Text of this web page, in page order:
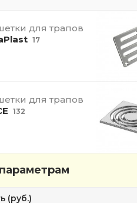
для трапов
17
для трапов
132
(руб.)